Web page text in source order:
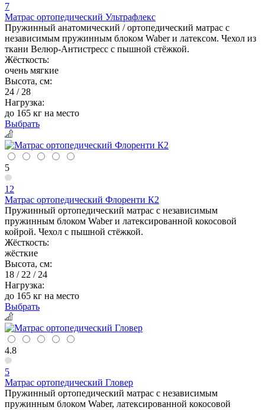
7
Матрас ортопедический Ультрафлекс
Пружинный анатомический / ортопедический матрас с
независимым пружинным блоком Waber и латексом. Чехол из
ткани Велюр-Антистресс с пышной стёжкой.
Жёсткость:
очень мягкие
Высота, см:
24 / 28
Нагрузка:
до 165 кг на место
Выбрать
5
12
Матрас ортопедический Флоренти К2
Пружинный ортопедический матрас с независимым
пружинным блоком Waber и латексированной кокосовой
койрой. Чехол с пышной стёжкой.
Жёсткость:
жёсткие
Высота, см:
18 / 22 / 24
Нагрузка:
до 165 кг на место
Выбрать
4.8
5
Матрас ортопедический Гловер
Пружинный ортопедический матрас с независимым
пружинным блоком Waber, латексированной кокосовой